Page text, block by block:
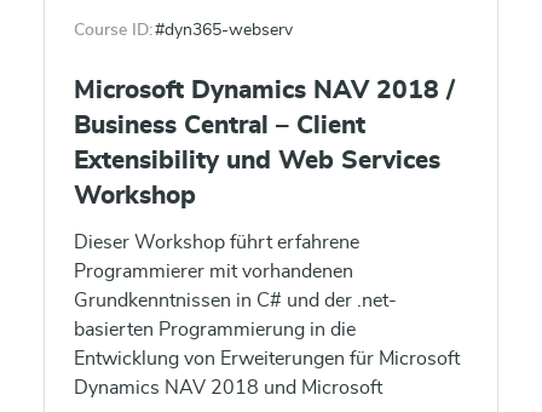
Course ID:#dyn365-webserv
Microsoft Dynamics NAV 2018 /
Business Central – Client
Extensibility und Web Services
Workshop
Dieser Workshop führt erfahrene
Programmierer mit vorhandenen
Grundkenntnissen in C# und der .net-
basierten Programmierung in die
Entwicklung von Erweiterungen für Microsoft
Dynamics NAV 2018 und Microsoft